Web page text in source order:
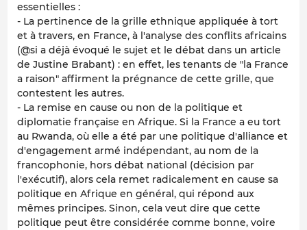
essentielles :
- La pertinence de la grille ethnique appliquée à tort
et à travers, en France, à l'analyse des conflits africains
(@si a déjà évoqué le sujet et le débat dans un article
de Justine Brabant) : en effet, les tenants de "la France
a raison" affirment la prégnance de cette grille, que
contestent les autres.
- La remise en cause ou non de la politique et
diplomatie française en Afrique. Si la France a eu tort
au Rwanda, où elle a été par une politique d'alliance et
d'engagement armé indépendant, au nom de la
francophonie, hors débat national (décision par
l'exécutif), alors cela remet radicalement en cause sa
politique en Afrique en général, qui répond aux
mêmes principes. Sinon, cela veut dire que cette
politique peut être considérée comme bonne, voire